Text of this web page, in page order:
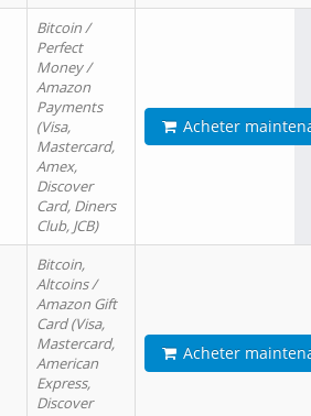
Bitcoin /
Perfect
Money /
Amazon
Payments
(Visa,
Mastercard,
Amex,
Discover
Card, Diners
Club, JCB)
Acheter
Bitcoin,
Altcoins /
Amazon Gift
Card (Visa,
Mastercard,
American
Express,
Discover
Acheter